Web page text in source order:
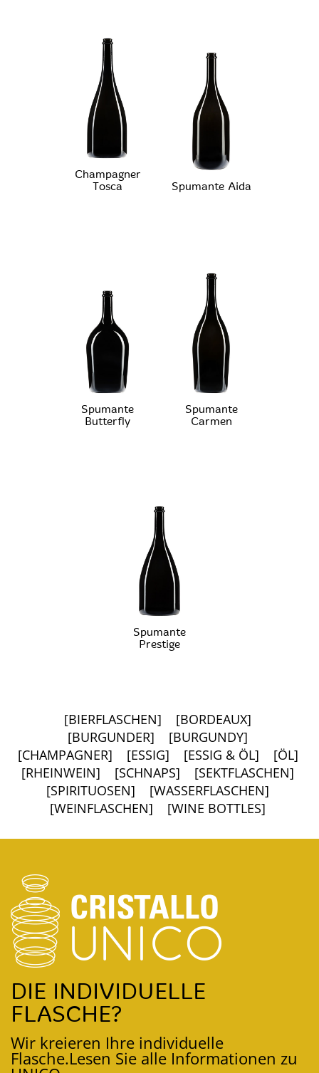
Champagner
Tosca
Spumante Aida
Spumante
Butterfly
Spumante
Carmen
Spumante
Prestige
[BIERFLASCHEN]
[BORDEAUX]
[BURGUNDER]
[BURGUNDY]
[CHAMPAGNER]
[ESSIG] [ESSIG & ÖL]
[ÖL]
[RHEINWEIN]
[SCHNAPS]
[SEKTFLASCHEN]
[SPIRITUOSEN]
[WASSERFLASCHEN]
[WEINFLASCHEN]
[WINE BOTTLES]
DIE INDIVIDUELLE
FLASCHE?
Wir kreieren Ihre individuelle
Flasche.Lesen Sie alle Informationen zu